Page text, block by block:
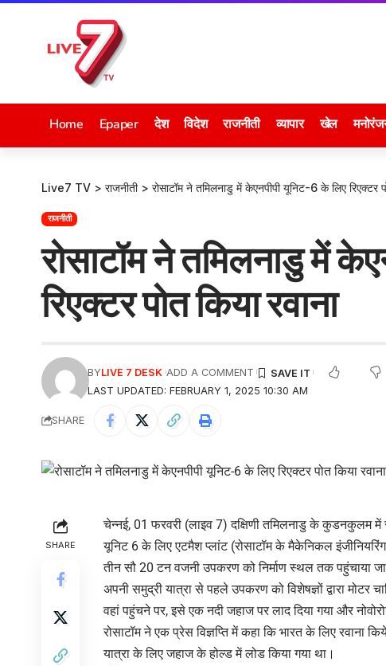
Home Epaper देश विदेश राजनीती व्यापार खेल
Live7 TV > राजनीती> रोसाटॉम ने तमिलनाडु में केएनपीपी यूनिट-6 के लिए रिएक्टर
राजनीती
रोसाटॉम ने तमिलनाडु में
रिएक्टर पोत किया रवाना
LAST UPDATED: FEBRUARY 1, 2025 10:30 AM
BYLIVE 7 DESK ADD A COMMENT
SHARE
SHARE
चेन्नई, 01 फरवरी (लाइव 7) दक्षिणी तमिलनाडु के कुडनकुलम में
यूनिट 6 के लिए एटमैश प्लांट (रोसाटॉम के मैकेनिकल
तीन सौ 20 टन वजनी उपकरण को निर्माण स्थल तक पहुंचाया जा
अपनी समुद्री यात्रा से पहले उपकरण को विशेषज्ञों द्वारा मोटर
वहां पहुंचने पर, इसे एक नदी जहाज पर लाद दिया गया और
रोसाटॉम ने एक प्रेस विज्ञप्ति में कहा कि भारत के लिए रवाना
यात्रा के लिए जहाज के होल्ड में लोड किया गया था।